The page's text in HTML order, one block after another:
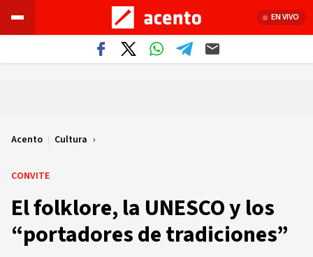
EN VIVO
Acento | Cultura
CONVITE
El folklore, la UNESCO y los
“portadores de tradiciones”